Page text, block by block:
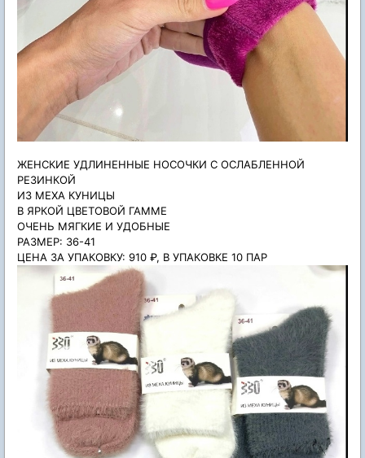
ЖЕНСКИЕ УДЛИНЕННЫЕ НОСОЧКИ С ОСЛАБЛЕННОЙ
РЕЗИНКОЙ
ИЗ МЕХА КУНИЦЫ
В ЯРКОЙ ЦВЕТОВОЙ ГАММЕ
ОЧЕНЬ МЯГКИЕ И УДОБНЫЕ
РАЗМЕР: 36-41
ЦЕНА ЗА УПАКОВКУ: 910 ₽, В УПАКОВКЕ 10 ПАР